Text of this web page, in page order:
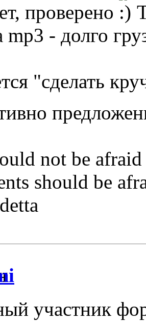
проверено
mp3 - долго
"сделать
not be
should be
участник